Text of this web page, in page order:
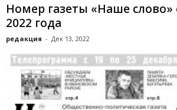
Номер газеты «Наше слово»
2022 года
редакция - Дек 13, 2022